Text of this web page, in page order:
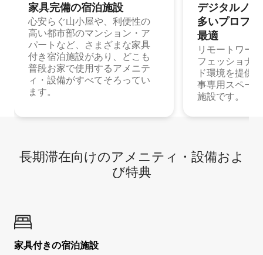
家具完備の宿⁠泊⁠施⁠設
心安らぐ山小屋や、利便性の
高い都市部のマンション・ア
パートなど、さまざまな家具
付き宿泊施設があり、どこも
普段お家で使用するアメニテ
ィ・設備がすべてそろってい
ます。
デジタルノ
多⁠いプ⁠ロ⁠フ⁠
最⁠適
リモートワー
フェッショナ
ド環境を提供
事専用スペー
施設です。
長期滞在向け⁠のア⁠メ⁠ニ⁠テ⁠ィ⁠・設⁠備⁠およ
び特⁠典
家具付き⁠の宿⁠泊⁠施⁠設